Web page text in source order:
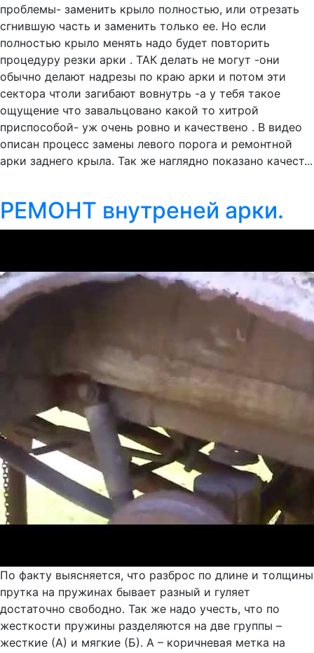
проблемы- заменить крыло полностью, или отрезать
сгнившую часть и заменить только ее. Но если
полностью крыло менять надо будет повторить
процедуру резки арки . ТАК делать не могут -они
обычно делают надрезы по краю арки и потом эти
сектора чтоли загибают вовнутрь -а у тебя такое
ощущение что завальцовано какой то хитрой
приспособой- уж очень ровно и качествено . В видео
описан процесс замены левого порога и ремонтной
арки заднего крыла. Так же наглядно показано качест...
РЕМОНТ внутреней арки.
По факту выясняется, что разброс по длине и толщины
прутка на пружинах бывает разный и гуляет
достаточно свободно. Так же надо учесть, что по
жесткости пружины разделяются на две группы –
жесткие (А) и мягкие (Б). А – коричневая метка на